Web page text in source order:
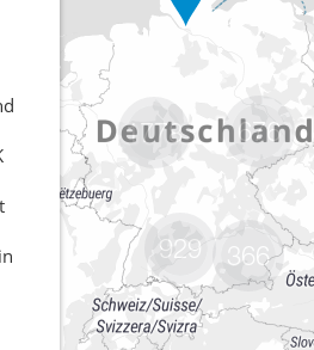
1778
929
676
366